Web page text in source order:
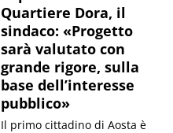
Quartiere Dora, il
sindaco: «Progetto
sarà valutato con
grande rigore, sulla
base dell’interesse
pubblico»
Il primo cittadino di Aosta è